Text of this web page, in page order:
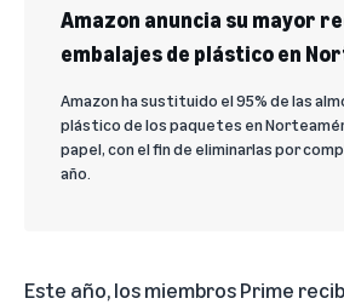
Amazon anuncia su mayor
embalajes de plástico en
Amazon ha sustituido el 95% de las
plástico de los paquetes en
papel, con el fin de eliminarlas por
año.
Este año, los miembros Prime